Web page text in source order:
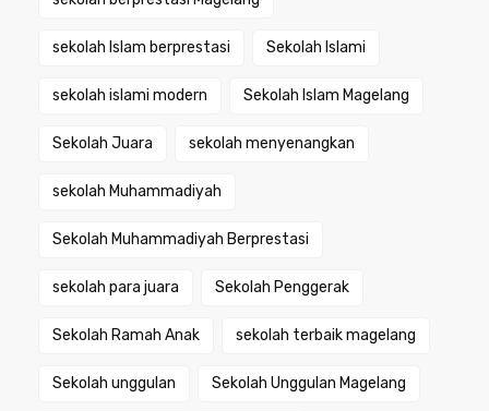
sekolah Islam berprestasi Sekolah Islami
sekolah islami modern Sekolah Islam Magelang
Sekolah Juara sekolah menyenangkan
sekolah Muhammadiyah
Sekolah Muhammadiyah Berprestasi
sekolah para juara Sekolah Penggerak
Sekolah Ramah Anak sekolah terbaik magelang
Sekolah unggulan Sekolah Unggulan Magelang